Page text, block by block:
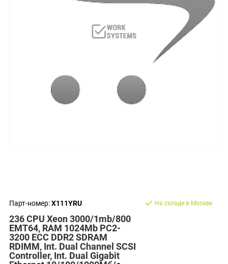
Парт-номер:X111YRU
236 CPU Xeon 3000/1mb/800
EMT64, RAM 1024Mb PC2-
3200 ECC DDR2 SDRAM
RDIMM, Int. Dual Channel SCSI
Controller, Int. Dual Gigabit
На складе в Москве